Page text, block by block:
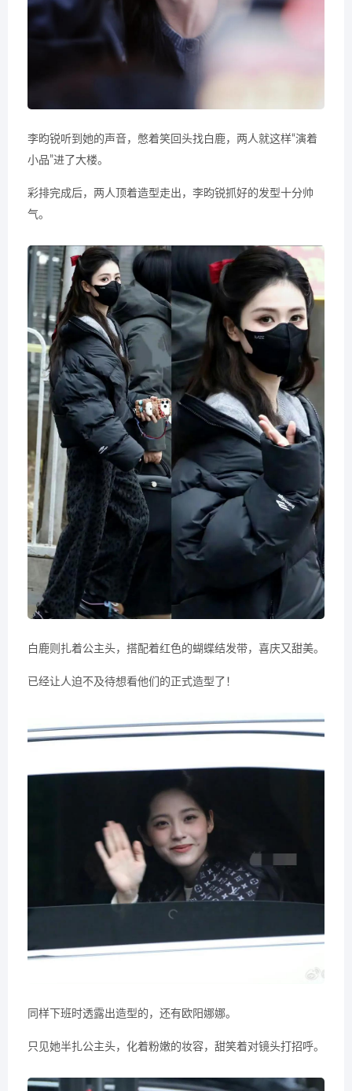
李昀锐听到她的声音，憋着笑回头找白鹿，两人就这样“演着
小品”进了大楼。
彩排完成后，两人顶着造型走出，李昀锐抓好的发型十分帅
气。
白鹿则扎着公主头，搭配着红色的蝴蝶结发带，喜庆又甜美。
已经让人迫不及待想看他们的正式造型了！
同样下班时透露出造型的，还有欧阳娜娜。
只见她半扎公主头，化着粉嫩的妆容，甜笑着对镜头打招呼。